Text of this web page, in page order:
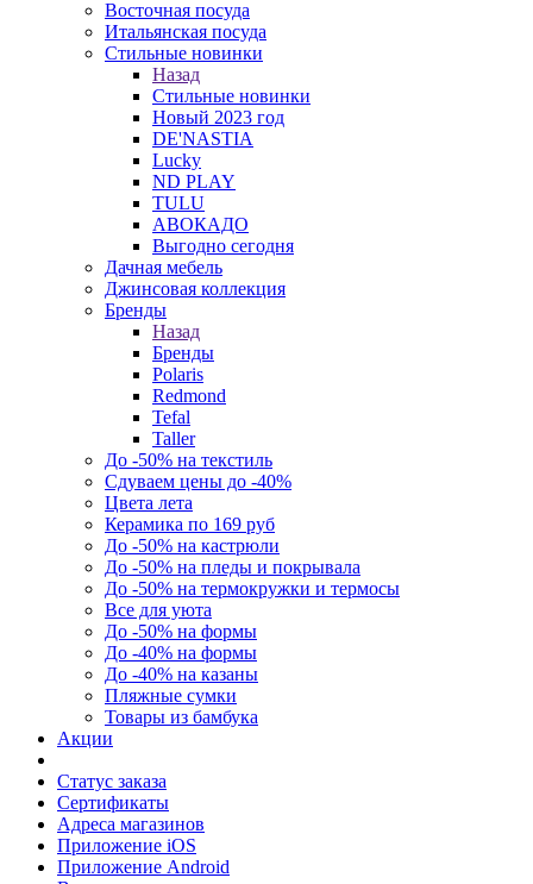
Восточная посуда
Итальянская посуда
Стильные новинки
Назад
Стильные новинки
Новый 2023 год
DE'NASTIA
Lucky
ND PLAY
TULU
АВОКАДО
Выгодно сегодня
Дачная мебель
Джинсовая коллекция
Бренды
Назад
Бренды
Polaris
Redmond
Tefal
Taller
До -50% на текстиль
Сдуваем цены до -40%
Цвета лета
Керамика по 169 руб
До -50% на кастрюли
До -50% на пледы и покрывала
До -50% на термокружки и термосы
Все для уюта
До -50% на формы
До -40% на формы
До -40% на казаны
Пляжные сумки
Товары из бамбука
Акции
Статус заказа
Сертификаты
Адреса магазинов
Приложение iOS
Приложение Android